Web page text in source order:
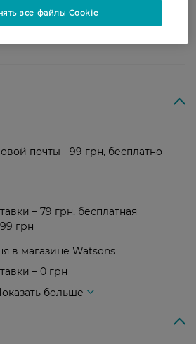
же это класное мыло
почты - 99 грн, бесплатно
– 79 грн, бесплатная
грн
в магазине Watsons
– 0 грн
больше
все файлы Cookie